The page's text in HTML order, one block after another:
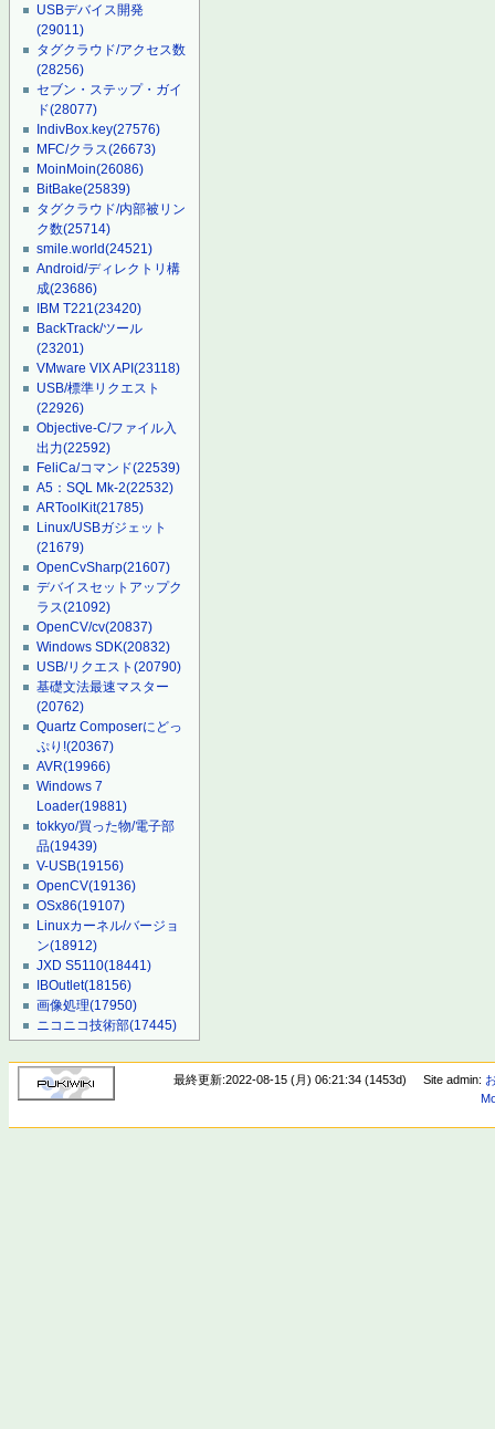
USBデバイス開発
(29011)
タグクラウド/アクセス数
(28256)
セブン・ステップ・ガイ
ド(28077)
IndivBox.key(27576)
MFC/クラス(26673)
MoinMoin(26086)
BitBake(25839)
タグクラウド/内部被リン
ク数(25714)
smile.world(24521)
Android/ディレクトリ構
成(23686)
IBM T221(23420)
BackTrack/ツール
(23201)
VMware VIX API(23118)
USB/標準リクエスト
(22926)
Objective-C/ファイル入
出力(22592)
FeliCa/コマンド(22539)
A5：SQL Mk-2(22532)
ARToolKit(21785)
Linux/USBガジェット
(21679)
OpenCvSharp(21607)
デバイスセットアップク
ラス(21092)
OpenCV/cv(20837)
Windows SDK(20832)
USB/リクエスト(20790)
基礎文法最速マスター
(20762)
Quartz Composerにどっ
ぷり!(20367)
AVR(19966)
Windows 7
Loader(19881)
tokkyo/買った物/電子部
品(19439)
V-USB(19156)
OpenCV(19136)
OSx86(19107)
Linuxカーネル/バージョ
ン(18912)
JXD S5110(18441)
IBOutlet(18156)
画像処理(17950)
ニコニコ技術部(17445)
最終更新:2022-08-15 (月) 06:21:34 (1453d) Site admin: